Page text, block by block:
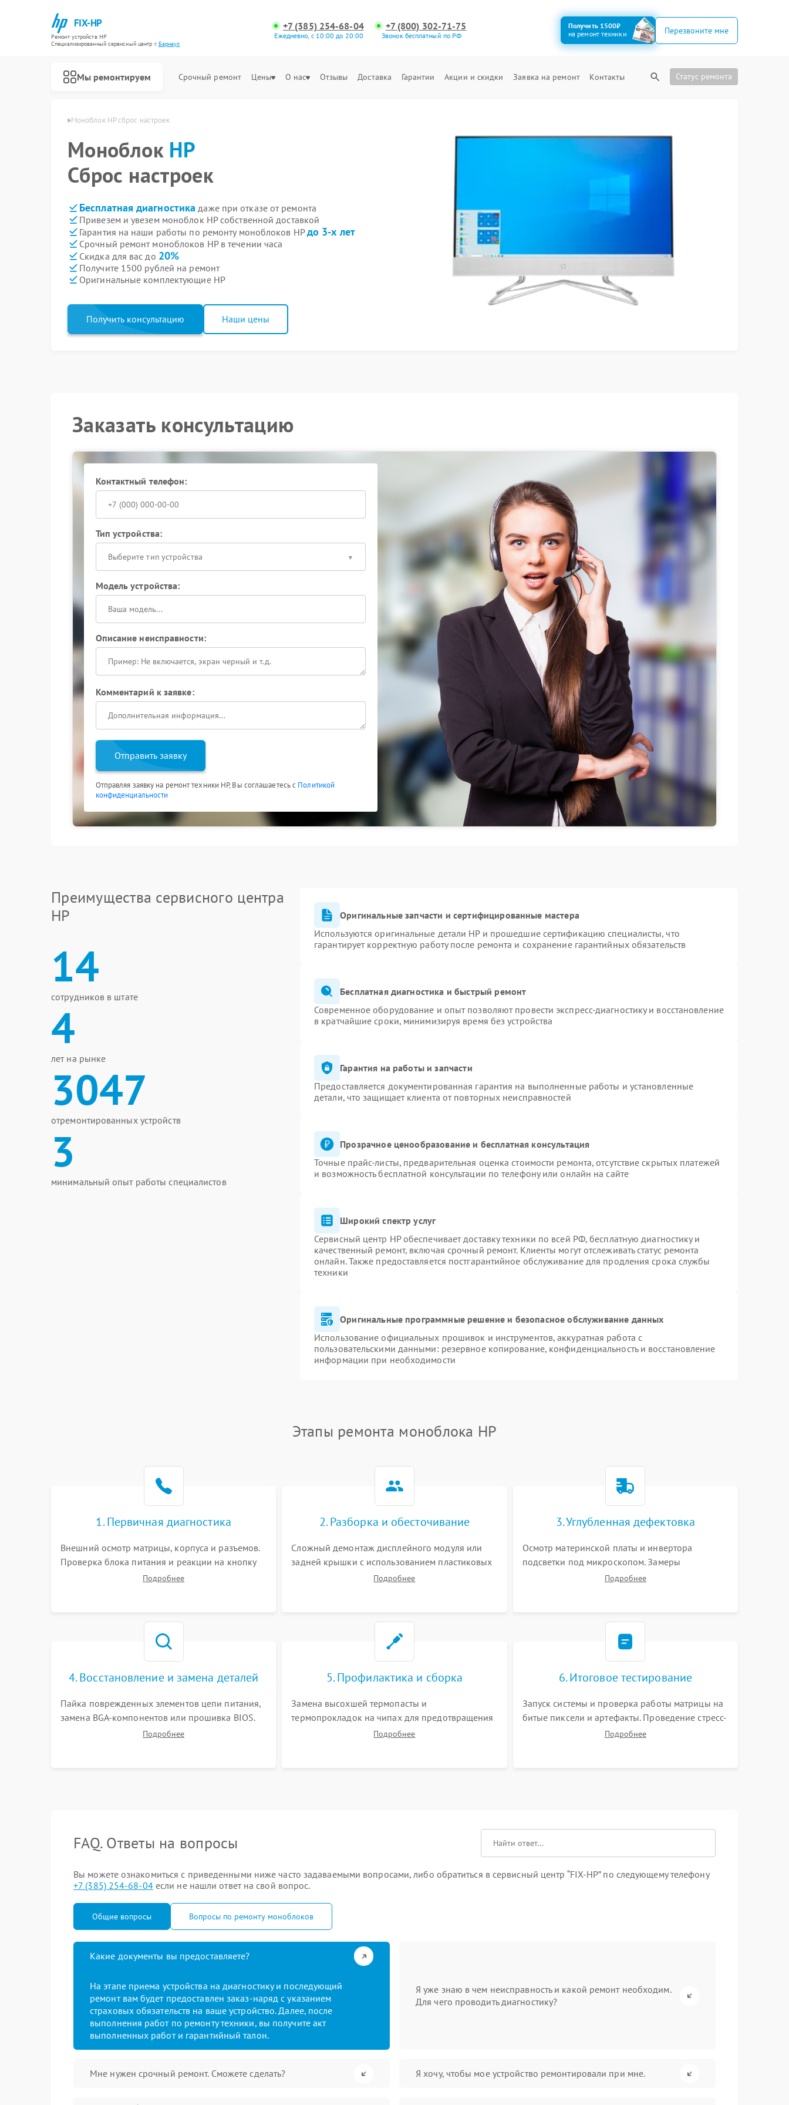
FIX-HP
Ремонт устройств HP
Специализированный cервисный центр г.Барнаул
+7 (385) 254-68-04
Ежедневно, с 10:00 до 20:00
+7 (800) 302-71-75
Звонок бесплатный по РФ
Получить 1500₽
на ремонт техники
Перезвоните мне
Мы ремонтируем Срочный ремонт Цены О нас Отзывы Доставка Гарантии Акции и скидки Заявка на ремонт Контакты Статус ремонта
Моноблок HP сброс настроек
Моноблок HP
Сброс настроек
Бесплатная диагностика даже при отказе от ремонта
Привезем и увезем моноблок HP собственной доставкой
Гарантия на наши работы по ремонту моноблоков HPдо 3-х лет
Срочный ремонт моноблоков HP в течении часа
Скидка для вас до 20%
Получите 1500 рублей на ремонт
Оригинальные комплектующие HP
Получить консультацию Наши цены
Заказать консультацию
Контактный телефон:
Тип устройства:
Выберите тип устройства
Модель устройства:
Описание неисправности:
Комментарий к заявке:
Отправить заявку
Отправляя заявку на ремонт техники HP, Вы соглашаетесь с Политикой
конфиденциальности
Преимущества сервисного центра
HP
14
сотрудников в штате
4
лет на рынке
3047
отремонтированных устройств
3
минимальный опыт работы специалистов
Оригинальные запчасти и сертифицированные мастера
Используются оригинальные детали HP и прошедшие сертификацию специалисты, что
гарантирует корректную работу после ремонта и сохранение гарантийных обязательств
Бесплатная диагностика и быстрый ремонт
Современное оборудование и опыт позволяют провести экспресс-диагностику и восстановление
в кратчайшие сроки, минимизируя время без устройства
Гарантия на работы и запчасти
Предоставляется документированная гарантия на выполненные работы и установленные
детали, что защищает клиента от повторных неисправностей
Прозрачное ценообразование и бесплатная консультация
Точные прайс-листы, предварительная оценка стоимости ремонта, отсутствие скрытых платежей
и возможность бесплатной консультации по телефону или онлайн на сайте
Широкий спектр услуг
Сервисный центр HP обеспечивает доставку техники по всей РФ, бесплатную диагностику и
качественный ремонт, включая срочный ремонт. Клиенты могут отслеживать статус ремонта
онлайн. Также предоставляется постгарантийное обслуживание для продления срока службы
техники
Оригинальные программные решение и безопасное обслуживание данных
Использование официальных прошивок и инструментов, аккуратная работа с
пользовательскими данными: резервное копирование, конфиденциальность и восстановление
информации при необходимости
Этапы ремонта моноблока HP
1. Первичная диагностика
Внешний осмотр матрицы, корпуса и разъемов.
Проверка блока питания и реакции на кнопку
включения. Оценка изображения, звука и
Подробнее
2. Разборка и обесточивание
Сложный демонтаж дисплейного модуля или
задней крышки с использованием пластиковых
лопаток. Обязательное отключение шлейфов
Подробнее
3. Углубленная дефектовка
Осмотр материнской платы и инвертора
подсветки под микроскопом. Замеры
напряжений в цепях питания процессора и
Подробнее
4. Восстановление и замена деталей
Пайка поврежденных элементов цепи питания,
замена BGA-компонентов или прошивка BIOS.
Ремонт подсветки матрицы, замена
Подробнее
5. Профилактика и сборка
Замена высохшей термопасты и
термопрокладок на чипах для предотвращения
перегрева. Аккуратная укладка кабелей,
Подробнее
6. Итоговое тестирование
Запуск системы и проверка работы матрицы на
битые пиксели и артефакты. Проведение стресс-
тестов для оценки эффективности охлаждения.
Подробнее
FAQ. Ответы на вопросы
Вы можете ознакомиться с приведенными ниже часто задаваемыми вопросами, либо обратиться в сервисный центр “FIX-HP” по следующему телефону
+7 (385) 254-68-04если не нашли ответ на свой вопрос.
Общие вопросы Вопросы по ремонту моноблоков
Какие документы вы предоставляете?
На этапе приема устройства на диагностику и последующий
ремонт вам будет предоставлен заказ-наряд с указанием
страховых обязательств на ваше устройство. Далее, после
выполнения работ по ремонту техники, вы получите акт
выполненных работ и гарантийный талон.
Я уже знаю в чем неисправность и какой ремонт необходим.
Для чего проводить диагностику?
Мне нужен срочный ремонт. Сможете сделать? Я хочу, чтобы мое устройство ремонтировали при мне.